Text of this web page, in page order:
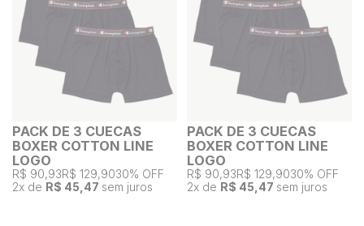
PACK DE 3 CUECAS
BOXER COTTON LINE
LOGO
R$ 90,93R$ 129,9030% OFF
2x de R$ 45,47 sem juros
PACK DE 3 CUECAS
BOXER COTTON LINE
LOGO
R$ 90,93R$ 129,9030% OFF
2x de R$ 45,47 sem juros